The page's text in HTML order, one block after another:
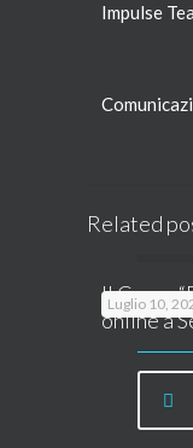
Impulse
Related
Luglio 10,
Il Corso
online a